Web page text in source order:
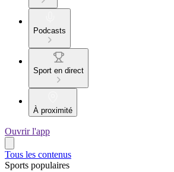
Podcasts
Sport en direct
À proximité
Ouvrir l'app
Tous les contenus
Sports populaires